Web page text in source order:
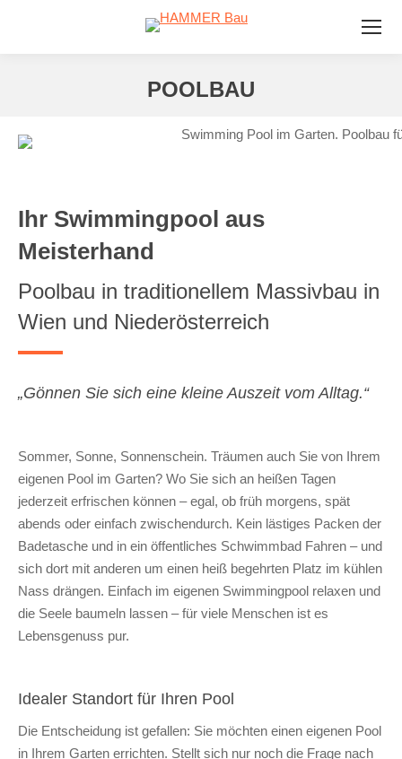
POOLBAU
Ihr Swimmingpool aus
Meisterhand
Poolbau in traditionellem Massivbau in
Wien und Niederösterreich
„Gönnen Sie sich eine kleine Auszeit vom Alltag.“
Sommer, Sonne, Sonnenschein. Träumen auch Sie von Ihrem
eigenen Pool im Garten? Wo Sie sich an heißen Tagen
jederzeit erfrischen können – egal, ob früh morgens, spät
abends oder einfach zwischendurch. Kein lästiges Packen der
Badetasche und in ein öffentliches Schwimmbad Fahren – und
sich dort mit anderen um einen heiß begehrten Platz im kühlen
Nass drängen. Einfach im eigenen Swimmingpool relaxen und
die Seele baumeln lassen – für viele Menschen ist es
Lebensgenuss pur.
Idealer Standort für Ihren Pool
Die Entscheidung ist gefallen: Sie möchten einen eigenen Pool
in Ihrem Garten errichten. Stellt sich nur noch die Frage nach